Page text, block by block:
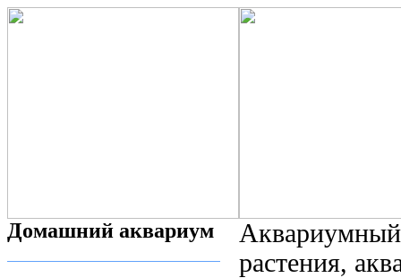
Домашний аквариум
растения,